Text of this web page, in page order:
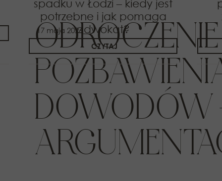
spadku w Łodzi – kiedy jest
potrzebne i jak pomaga
adwokat?
CZYTAJ
DOWODÓW
17 maja 2026